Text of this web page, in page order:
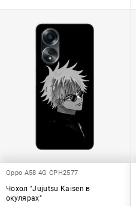
Oppo A58 4G CPH2577
Чохол "Jujutsu Kaisen в
окулярах"